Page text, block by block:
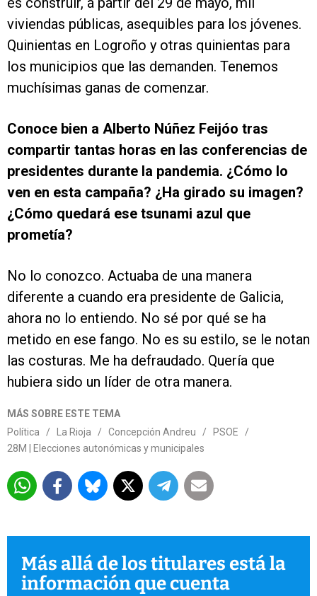
viviendas públicas, asequibles para los jóvenes.
Quinientas en Logroño y otras quinientas para
los municipios que las demanden. Tenemos
muchísimas ganas de comenzar.
Conoce bien a Alberto Núñez Feijóo tras
compartir tantas horas en las conferencias de
presidentes durante la pandemia. ¿Cómo lo
ven en esta campaña? ¿Ha girado su imagen?
¿Cómo quedará ese tsunami azul que
prometía?
No lo conozco. Actuaba de una manera
diferente a cuando era presidente de Galicia,
ahora no lo entiendo. No sé por qué se ha
metido en ese fango. No es su estilo, se le notan
las costuras. Me ha defraudado. Quería que
hubiera sido un líder de otra manera.
MÁS SOBRE ESTE TEMA
Política
/ La Rioja / Concepción Andreu / PSOE
/
28M | Elecciones autonómicas y municipales
Más allá de los titulares está la
información que cuenta